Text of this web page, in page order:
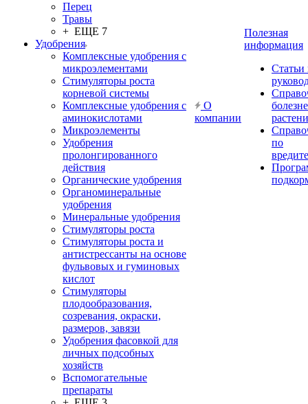
Перец
Травы
+ ЕЩЕ 7
Удобрения
Комплексные удобрения с
микроэлементами
Стимуляторы роста
корневой системы
Комплексные удобрения с
аминокислотами
Микроэлементы
Удобрения
пролонгированного
действия
Органические удобрения
Органоминеральные
удобрения
Минеральные удобрения
Стимуляторы роста
Стимуляторы роста и
антистрессанты на основе
фульвовых и гуминовых
кислот
Стимуляторы
плодообразования,
созревания, окраски,
размеров, завязи
Удобрения фасовкой для
личных подсобных
хозяйств
Вспомогательные
препараты
О
компании
Полезная
информация
Статьи
по